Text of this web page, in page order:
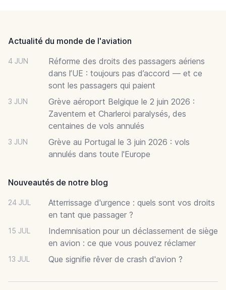
Actualité du monde de l'aviation
4 JUN
Réforme des droits des passagers aériens
dans l’UE : toujours pas d’accord — et ce
sont les passagers qui paient
3 JUN
Grève aéroport Belgique le 2 juin 2026 :
Zaventem et Charleroi paralysés, des
centaines de vols annulés
3 JUN
Grève au Portugal le 3 juin 2026 : vols
annulés dans toute l'Europe
Nouveautés de notre blog
24 JUL
Atterrissage d'urgence : quels sont vos droits
en tant que passager ?
15 JUL
Indemnisation pour un déclassement de siège
en avion : ce que vous pouvez réclamer
13 JUL Que signifie rêver de crash d'avion ?